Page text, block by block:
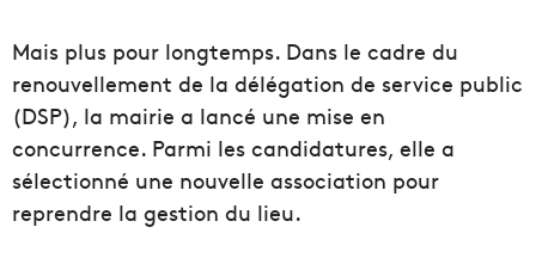
Mais plus pour longtemps. Dans le cadre du
renouvellement de la délégation de service public
(DSP), la mairie a lancé une mise en
concurrence. Parmi les candidatures, elle a
sélectionné une nouvelle association pour
reprendre la gestion du lieu.